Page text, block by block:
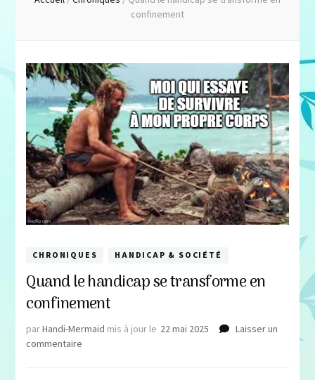
confinement
CHRONIQUES HANDICAP & SOCIÉTÉ
Quand le handicap se transforme en
confinement
parHandi-Mermaid mis à jour le 22 mai 2025
Laisser un
commentaire